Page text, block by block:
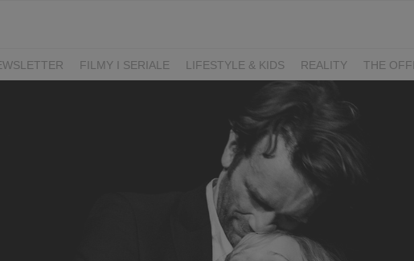
FILMY I SERIALE LIFESTYLE & KIDS REALITY THE
KLANGOR